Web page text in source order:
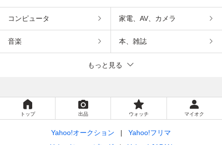
コンピュータ 家電、AV、カメラ
音楽 本、雑誌
もっと見る
トップ 出品 ウォッチ マイオク
Yahoo!オークション
Yahoo!フリマ